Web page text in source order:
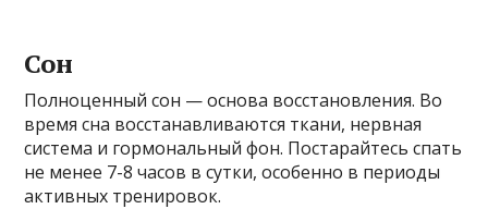
Сон
Полноценный сон — основа восстановления. Во
время сна восстанавливаются ткани, нервная
система и гормональный фон. Постарайтесь спать
не менее 7-8 часов в сутки, особенно в периоды
активных тренировок.